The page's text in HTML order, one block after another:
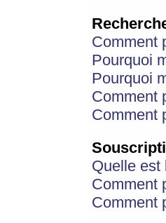
Comment
Pourquoi
Pourquoi
Comment
Comment
Quelle est
Comment
Comment